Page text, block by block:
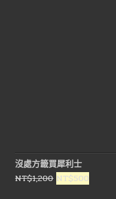
沒處方籤買犀利士
NT$1,200 原
NT$500